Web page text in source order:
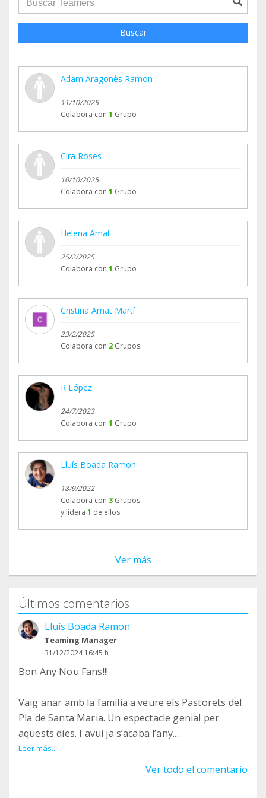
Buscar
Adam Aragonès Ramon
11/10/2025
Colabora con 1 Grupo
Cira Roses
10/10/2025
Colabora con 1 Grupo
Helena Amat
25/2/2025
Colabora con 1 Grupo
Cristina Amat Martí
23/2/2025
Colabora con 2 Grupos
R López
24/7/2023
Colabora con 1 Grupo
Lluís Boada Ramon
18/9/2022
Colabora con 3 Grupos
y lidera 1 de ellos
Ver más
Últimos comentarios
Lluís Boada Ramon
Teaming Manager
31/12/2024 16:45 h
Bon Any Nou Fans!!!
Vaig anar amb la família a veure els Pastorets del
Pla de Santa Maria. Un espectacle genial per
aquests dies. I avui ja s’acaba l’any.
Moltes gràcies per tot el suport que ens heu
Leer más...
Ver todo el comentario